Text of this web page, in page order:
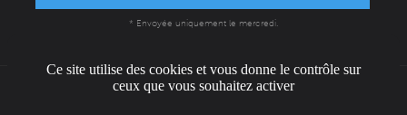
* Envoyée uniquement le mercredi.
L'ÉQUIPE
Ce site utilise des cookies et vous donne le contrôle sur
ceux que vous souhaitez activer